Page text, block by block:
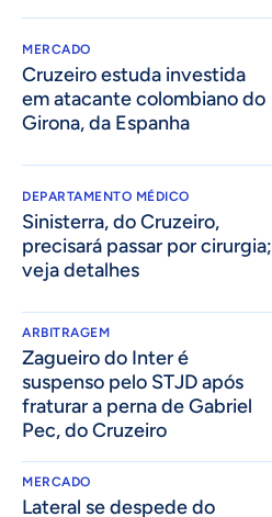
MERCADO
Cruzeiro estuda investida
em atacante colombiano do
Girona, da Espanha
DEPARTAMENTO MÉDICO
Sinisterra, do Cruzeiro,
precisará passar por cirurgia;
veja detalhes
ARBITRAGEM
Zagueiro do Inter é
suspenso pelo STJD após
fraturar a perna de Gabriel
Pec, do Cruzeiro
MERCADO
Lateral se despede do